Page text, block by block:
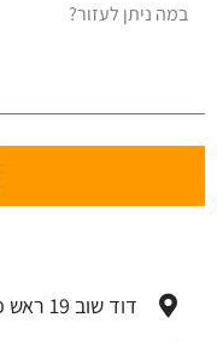
דוד שוב 19 ראש פינה, ישראל.